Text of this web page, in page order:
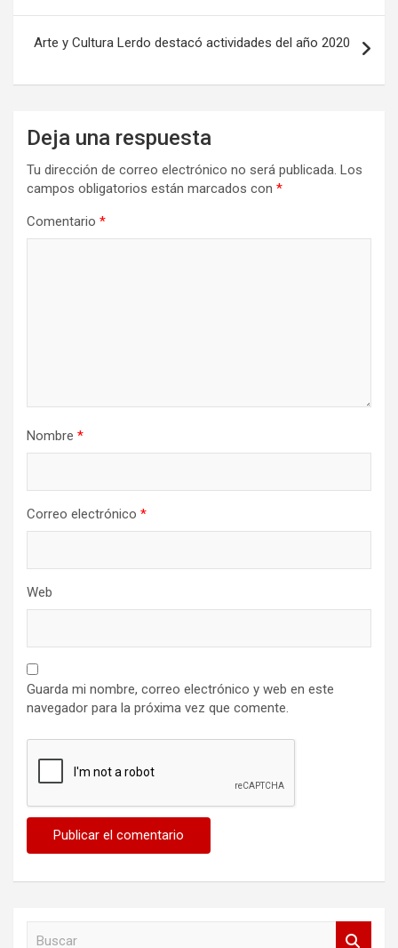
Arte y Cultura Lerdo destacó actividades del año 2020
Deja una respuesta
Tu dirección de correo electrónico no será publicada. Los
campos obligatorios están marcados con *
Comentario *
Nombre *
Correo electrónico *
Web
Guarda mi nombre, correo electrónico y web en este
navegador para la próxima vez que comente.